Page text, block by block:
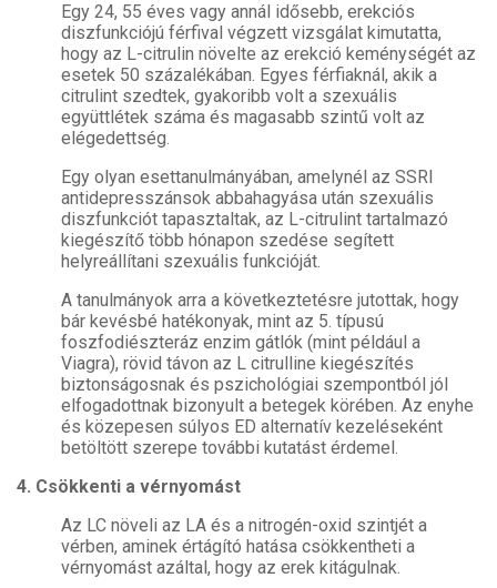
Egy 24, 55 éves vagy annál idősebb, erekciós
diszfunkciójú férfival végzett vizsgálat kimutatta,
hogy az L-citrulin növelte az erekció keménységét az
esetek 50 százalékában. Egyes férfiaknál, akik a
citrulint szedtek, gyakoribb volt a szexuális
együttlétek száma és magasabb szintű volt az
elégedettség.
Egy olyan esettanulmányában, amelynél az SSRI
antidepresszánsok abbahagyása után szexuális
diszfunkciót tapasztaltak, az L-citrulint tartalmazó
kiegészítő több hónapon szedése segített
helyreállítani szexuális funkcióját.
A tanulmányok arra a következtetésre jutottak, hogy
bár kevésbé hatékonyak, mint az 5. típusú
foszfodiészteráz enzim gátlók (mint például a
Viagra), rövid távon az L citrulline kiegészítés
biztonságosnak és pszichológiai szempontból jól
elfogadottnak bizonyult a betegek körében. Az enyhe
és közepesen súlyos ED alternatív kezeléseként
betöltött szerepe további kutatást érdemel.
4. Csökkenti a vérnyomást
Az LC növeli az LA és a nitrogén-oxid szintjét a
vérben, aminek értágító hatása csökkentheti a
vérnyomást azáltal, hogy az erek kitágulnak.